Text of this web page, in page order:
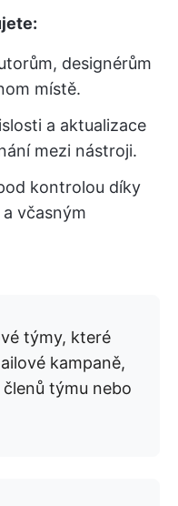
designérům
místě.
a aktualizace
mezi nástroji.
kontrolou díky
včasným
týmy, které
kampaně,
týmu nebo